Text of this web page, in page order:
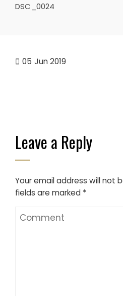
DSC_0024
05 Jun 2019
Leave a Reply
Your email address will not
fields are marked *